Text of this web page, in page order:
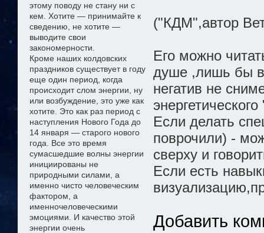
этому поводу не стану ни с
кем. Хотите — принимайте к
сведению, не хотите —
выводите свои
закономерности.
Кроме наших колдовских
праздников существует в году
еще один период, когда
происходит слом энергии, ну
или возбуждение, это уже как
хотите. Это как раз период с
наступления Нового Года до
14 января — старого нового
года. Все это время
сумасшедшие волны энергии
инициированы не
природными силами, а
именно чисто человеческим
фактором, а
именночеловеческими
эмоциями. И качество этой
энергии очень
("КДМ",автор
Его можно
душе ,лишь бы
негатив не
Если делать
поврочили) -
сверху и
Если есть
Добавить